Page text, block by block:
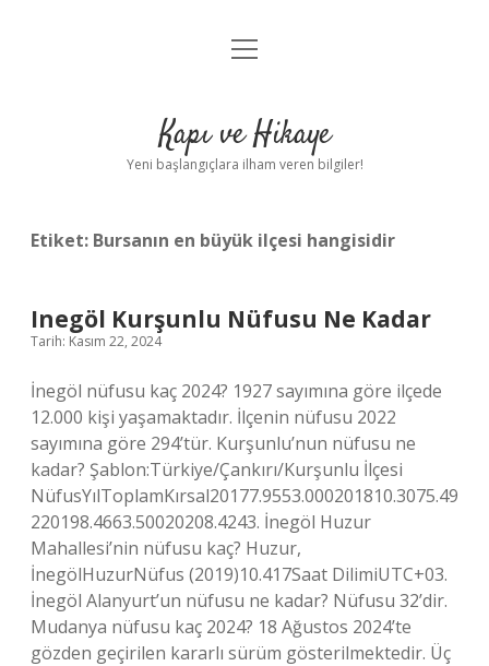
Anasayfa
Yasal Uyarı
menüyü
Kapı ve Hikaye
Yeni başlangıçlara ilham veren bilgiler!
Etiket: Bursanın en büyük ilçesi hangisidir
Inegöl Kurşunlu Nüfusu Ne Kadar
Tarih: Kasım 22, 2024
İnegöl nüfusu kaç 2024? 1927 sayımına göre ilçede
12.000 kişi yaşamaktadır. İlçenin nüfusu 2022
sayımına göre 294’tür. Kurşunlu’nun nüfusu ne
kadar? Şablon:Türkiye/Çankırı/Kurşunlu İlçesi
NüfusYılToplamKırsal20177.9553.000201810.3075.49
220198.4663.50020208.4243. İnegöl Huzur
Mahallesi’nin nüfusu kaç? Huzur,
İnegölHuzurNüfus (2019)10.417Saat DilimiUTC+03.
İnegöl Alanyurt’un nüfusu ne kadar? Nüfusu 32’dir.
Mudanya nüfusu kaç 2024? 18 Ağustos 2024’te
gözden geçirilen kararlı sürüm gösterilmektedir. Üç